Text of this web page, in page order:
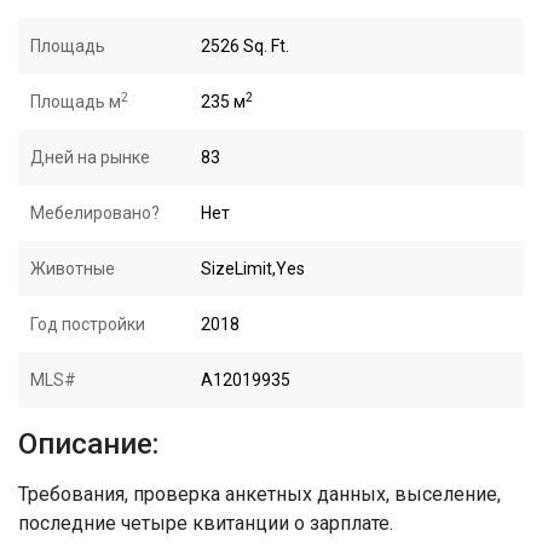
Площадь 2526 Sq. Ft.
Площадь м2 235 м2
Дней на рынке 83
Мебелировано? Нет
Животные SizeLimit,Yes
Год постройки 2018
MLS# A12019935
Описание:
Требования, проверка анкетных данных, выселение,
последние четыре квитанции о зарплате.